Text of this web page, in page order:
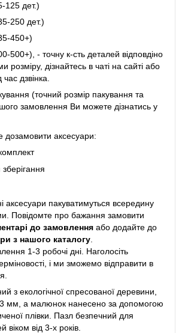
125 дет.)
250 дет.)
450+)
500+), - точну к-сть деталей відповдіно
розміру, дізнайтесь в чаті на сайті або
дзвінка.
(точний розмір пакування та
замовлення Ви можете дізнатись у
дозамовити аксесуари:
аксесуари пакуватимуться всередину
Повідомте про бажання замовити
до замовлення або додайте до
з нашого каталогу
1-3 робочі дні. Наголосіть
і ми зможемо відправити в
з екологічної спресованої деревини,
мм, а малюнок нанесено за допомогою
плівки. Пазл безпечний для
віком від 3-х років.